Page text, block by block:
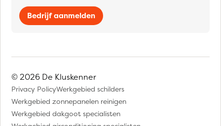
Bedrijf aanmelden
© 2026 De Kluskenner
Privacy PolicyWerkgebied schilders
Werkgebied zonnepanelen reinigen
Werkgebied dakgoot specialisten